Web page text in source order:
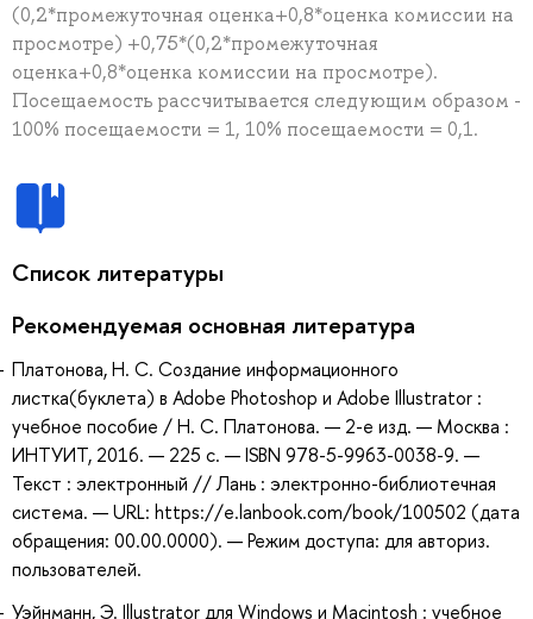
(0,2*промежуточная оценка+0,8*оценка комиссии на
просмотре) +0,75*(0,2*промежуточная
оценка+0,8*оценка комиссии на просмотре).
Посещаемость рассчитывается следующим образом -
100% посещаемости = 1, 10% посещаемости = 0,1.
Список литературы
Рекомендуемая основная литература
Платонова, Н. С. Создание информационного
листка(буклета) в Adobe Photoshop и Adobe Illustrator :
учебное пособие / Н. С. Платонова. — 2-е изд. — Москва :
ИНТУИТ, 2016. — 225 с. — ISBN 978-5-9963-0038-9. —
Текст : электронный // Лань : электронно-библиотечная
система. — URL: https://e.lanbook.com/book/100502 (дата
обращения: 00.00.0000). — Режим доступа: для авториз.
пользователей.
Уэйнманн, Э. Illustrator для Windows и Macintosh : учебное